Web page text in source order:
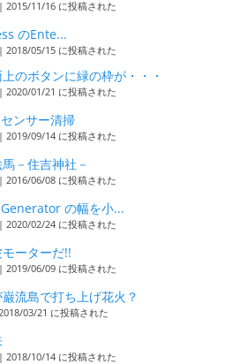
| 2015/11/16 に投稿された
のEnte...
| 2018/05/15 に投稿された
のボタンに緑の枠が・・・
| 2020/01/21 に投稿された
ンサー清掃
| 2019/09/14 に投稿された
－住吉神社－
| 2016/06/08 に投稿された
の幅を小...
| 2020/02/24 に投稿された
ーターだ!!
| 2019/06/09 に投稿された
流島で打ち上げ花火？
2018/03/21 に投稿された
| 2018/10/14 に投稿された